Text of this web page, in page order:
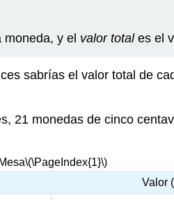
y el valor totales el
sabrías el valor total de
21 monedas de cinco
Mesa\(\PageIndex{1}\)
Valor